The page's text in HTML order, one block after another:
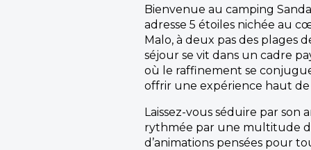
Bienvenue au camping
adresse 5 étoiles nichée au
Malo, à deux pas des plages
séjour se vit dans un cadre
où le raffinement se
offrir une expérience haut
Laissez-vous séduire par son
rythmée par une multitude
d’animations pensées pour